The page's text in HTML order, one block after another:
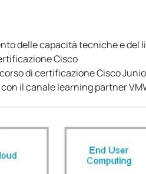
delle capacità tecniche e del
Cisco
di certificazione Cisco
il canale learning partner